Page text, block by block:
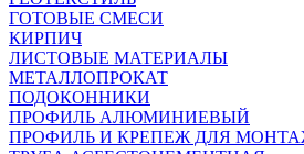
ГОТОВЫЕ СМЕСИ
КИРПИЧ
ЛИСТОВЫЕ МАТЕРИАЛЫ
МЕТАЛЛОПРОКАТ
ПОДОКОННИКИ
ПРОФИЛЬ АЛЮМИНИЕВЫЙ
ПРОФИЛЬ И КРЕПЕЖ ДЛЯ